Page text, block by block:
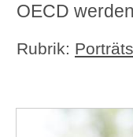
OECD
Rubrik: Porträts